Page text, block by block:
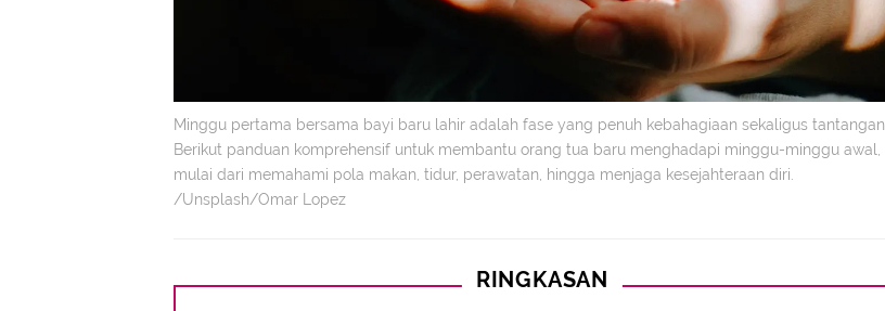
Minggu pertama bersama bayi baru lahir adalah fase yang penuh kebahagiaan sekaligus tantangan.
Berikut panduan komprehensif untuk membantu orang tua baru menghadapi minggu-minggu awal,
mulai dari memahami pola makan, tidur, perawatan, hingga menjaga kesejahteraan diri.
/Unsplash/Omar Lopez
RINGKASAN